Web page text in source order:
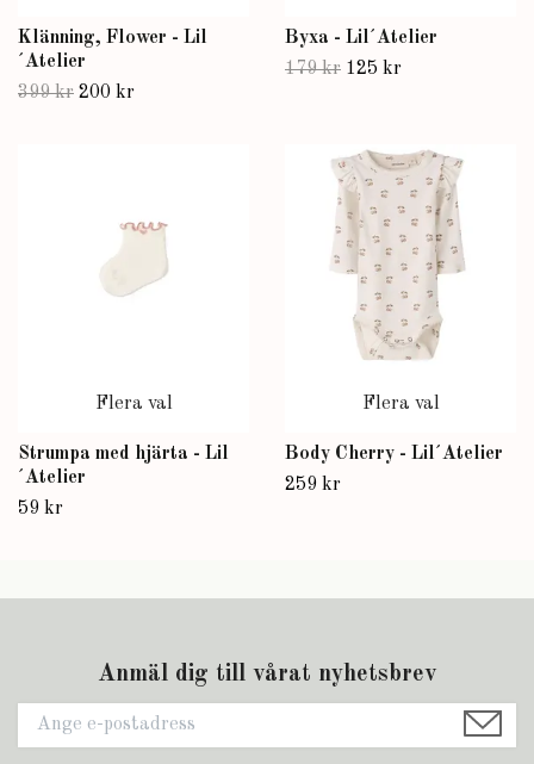
Klänning, Flower - Lil
´Atelier
399 kr 200 kr
Byxa - Lil´Atelier
179 kr 125 kr
Flera val
Strumpa med hjärta - Lil
´Atelier
59 kr
Flera val
Body Cherry - Lil´Atelier
259 kr
Anmäl dig till vårat nyhetsbrev